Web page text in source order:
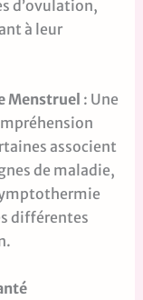
d’ovulation,
à leur
Menstruel : Une
associent
de maladie,
différentes